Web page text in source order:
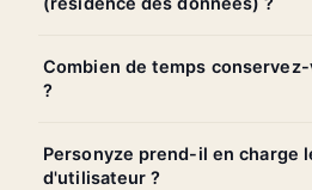
Combien de temps
?
Personyze prend-il en charge
d'utilisateur ?